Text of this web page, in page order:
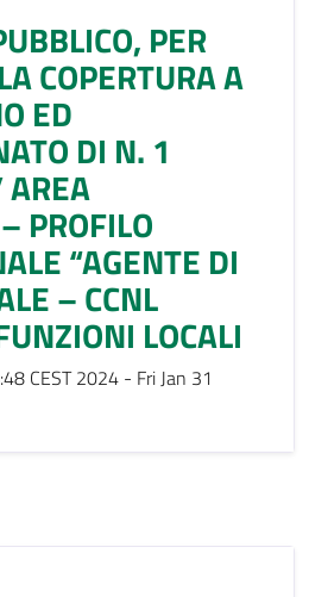
PER
COPERTURA A
ED
DI N. 1
AREA
PROFILO
“AGENTE DI
– CCNL
LOCALI
CEST 2024 - Fri Jan 31